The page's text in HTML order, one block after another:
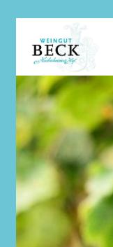
Skip to main content